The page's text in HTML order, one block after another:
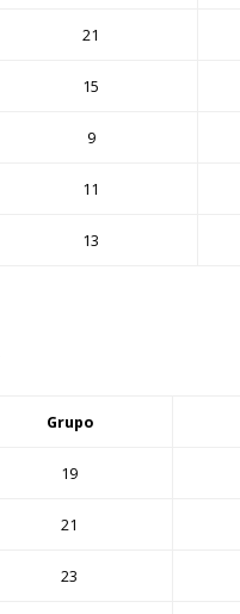
21
15
9
11
13
Grupo
19
21
23